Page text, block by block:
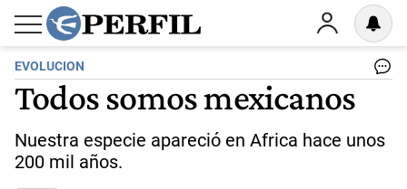
EVOLUCION
Todos somos mexicanos
Nuestra especie apareció en Africa hace unos
200 mil años.